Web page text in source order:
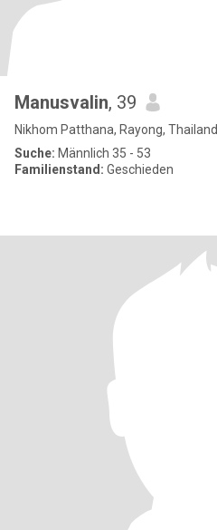
Manusvalin, 39
Nikhom Patthana, Rayong, Thailand
Suche: Männlich 35 - 53
Familienstand: Geschieden